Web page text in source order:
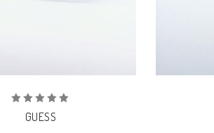
outGUESS